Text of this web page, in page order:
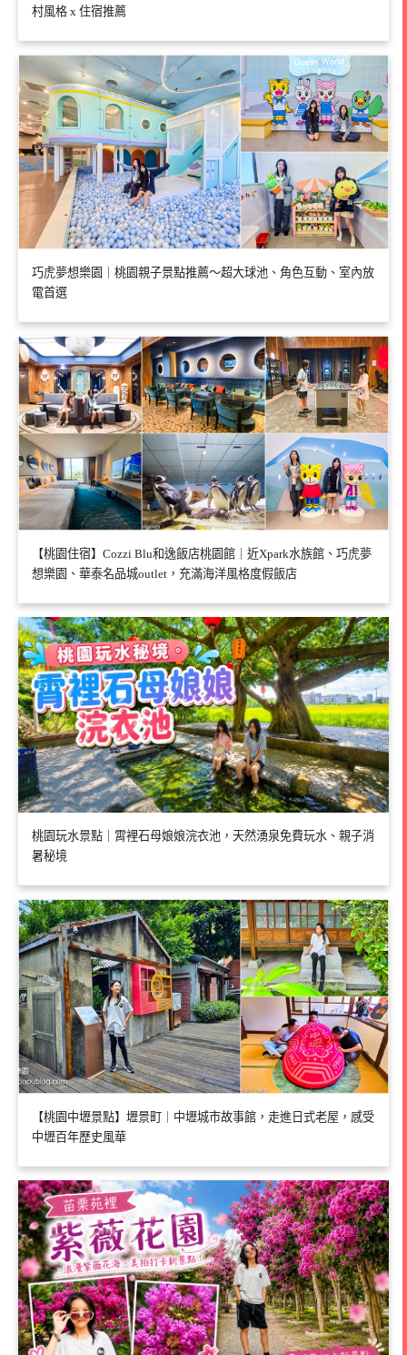
村風格 x 住宿推薦
巧虎夢想樂園｜桃園親子景點推薦～超大球池、角色互動、室內放
電首選
【桃園住宿】Cozzi Blu和逸飯店桃園館｜近Xpark水族館、巧虎夢
想樂園、華泰名品城outlet，充滿海洋風格度假飯店
桃園玩水景點｜霄裡石母娘娘浣衣池，天然湧泉免費玩水、親子消
暑秘境
【桃園中壢景點】壢景町｜中壢城市故事館，走進日式老屋，感受
中壢百年歷史風華